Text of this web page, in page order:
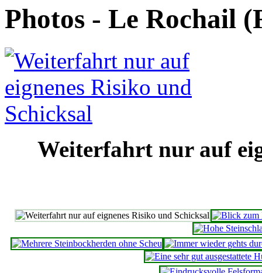
Photos - Le Rochail
Weiterfahrt nur auf